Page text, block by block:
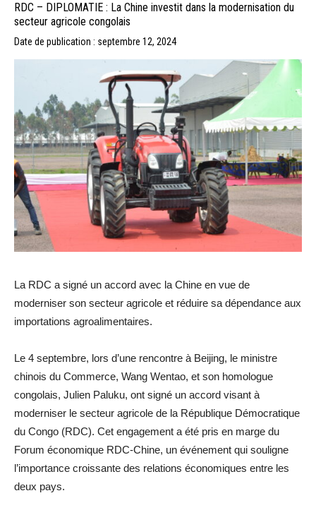
RDC – DIPLOMATIE : La Chine investit dans la modernisation du
secteur agricole congolais
Date de publication : septembre 12, 2024
La RDC a signé un accord avec la Chine en vue de
moderniser son secteur agricole et réduire sa dépendance aux
importations agroalimentaires.
Le 4 septembre, lors d’une rencontre à Beijing, le ministre
chinois du Commerce, Wang Wentao, et son homologue
congolais, Julien Paluku, ont signé un accord visant à
moderniser le secteur agricole de la République Démocratique
du Congo (RDC). Cet engagement a été pris en marge du
Forum économique RDC-Chine, un événement qui souligne
l’importance croissante des relations économiques entre les
deux pays.